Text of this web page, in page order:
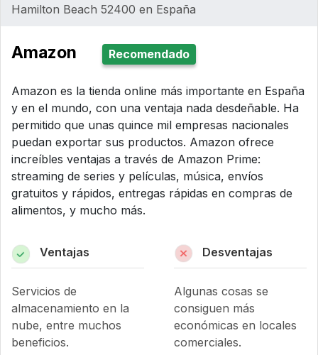
Hamilton Beach 52400 en España
Amazon Recomendado
Amazon es la tienda online más importante en España
y en el mundo, con una ventaja nada desdeñable. Ha
permitido que unas quince mil empresas nacionales
puedan exportar sus productos. Amazon ofrece
increíbles ventajas a través de Amazon Prime:
streaming de series y películas, música, envíos
gratuitos y rápidos, entregas rápidas en compras de
alimentos, y mucho más.
Ventajas
Servicios de
almacenamiento en la
nube, entre muchos
beneficios.
Desventajas
Algunas cosas se
consiguen más
económicas en locales
comerciales.